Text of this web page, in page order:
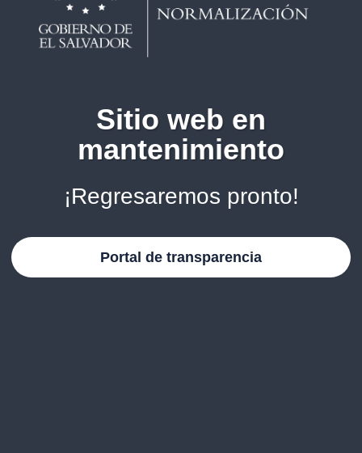
Sitio web en
mantenimiento
¡Regresaremos pronto!
Portal de transparencia